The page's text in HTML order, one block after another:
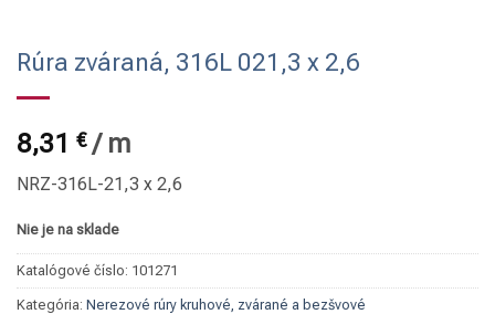
Rúra zváraná, 316L 021,3 x 2,6
8,31 €/ m
NRZ-316L-21,3 x 2,6
Nie je na sklade
Katalógové číslo: 101271
Kategória: Nerezové rúry kruhové, zvárané a bezšvové